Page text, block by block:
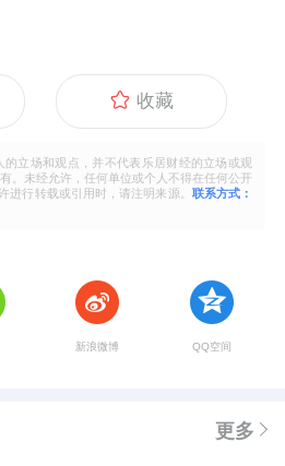
收藏
的立场和观点，并不代表乐居财经的立场或观
。未经允许，任何单位或个人不得在任何公开
进行转载或引用时，请注明来源。 联系方式：
新浪微博 QQ空间
更多